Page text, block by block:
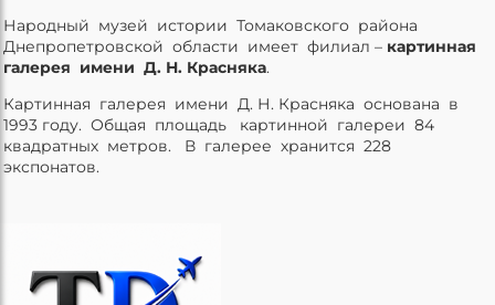
Народный музей истории Томаковского района
Днепропетровской области имеет филиал – картинная
галерея имени Д. Н. Красняка.
Картинная галерея имени Д. Н. Красняка основана в
1993 году. Общая площадь картинной галереи 84
квадратных метров. В галерее хранится 228
экспонатов.